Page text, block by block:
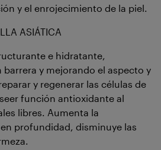
y el enrojecimiento de la piel.
ASIÁTICA
e hidratante,
y mejorando el aspecto y
y regenerar las células de
función antioxidante al
libres. Aumenta la
profundidad, disminuye las